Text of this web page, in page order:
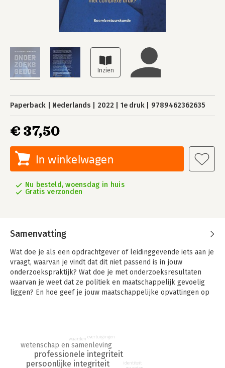
Paperback Nederlands 2022 1e druk 9789462362635
€ 37,50
In winkelwagen
Nu besteld, woensdag in huis
Gratis verzonden
Samenvatting
Wat doe je als een opdrachtgever of leidinggevende iets aan je
vraagt, waarvan je vindt dat dit niet passend is in jouw
onderzoekspraktijk? Wat doe je met onderzoeksresultaten
waarvan je weet dat ze politiek en maatschappelijk gevoelig
liggen? En hoe geef je jouw maatschappelijke opvattingen op
helemaal geen zin in hebt, omdat ze ingewikkeld zijn en je
afhouden van je echte onderzoekswerk, kortom:
onderzoeksgedoe. Toch heb je er waarschijnlijk geregeld mee
persoonlijke integriteit
professionele integriteit
wetenschap en samenleving
waarden overtuigingen
identiteit